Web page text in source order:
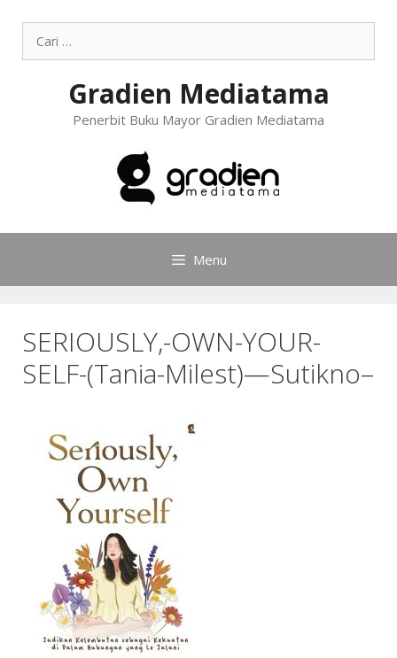
Gradien Mediatama
Penerbit Buku Mayor Gradien Mediatama
Menu
SERIOUSLY,-OWN-YOUR-
SELF-(Tania-Milest)—Sutikno–